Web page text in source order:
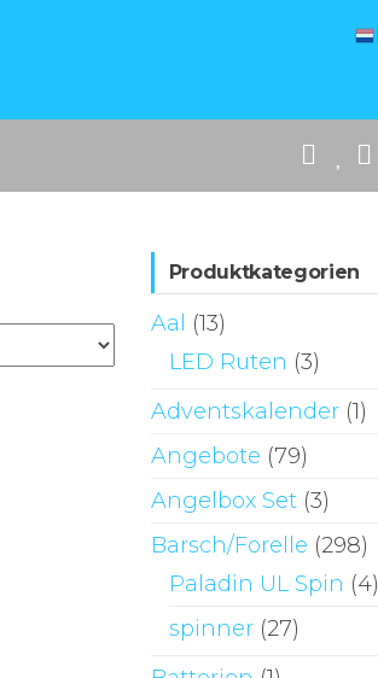
Produktkategorien
Aal
(13)
LED Ruten (3)
Adventskalender (1)
Angebote (79)
Angelbox Set (3)
Barsch/Forelle (298)
Paladin UL Spin (4)
spinner (27)